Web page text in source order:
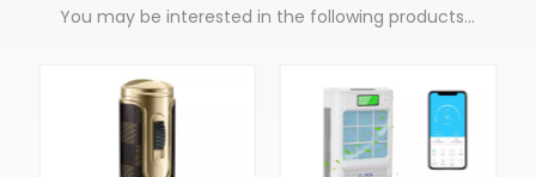
You may be interested in the following products...